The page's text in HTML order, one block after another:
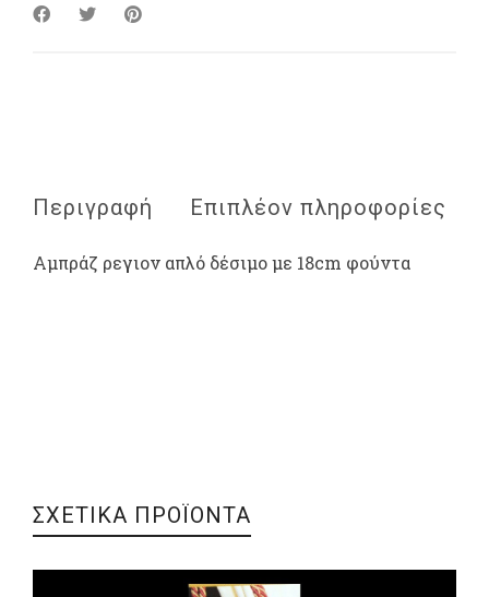
Περιγραφή Επιπλέον πληροφορίες
Αμπράζ ρεγιον απλό δέσιμο με 18cm φούντα
ΣΧΕΤΙΚΑ ΠΡΟΪΟΝΤΑ